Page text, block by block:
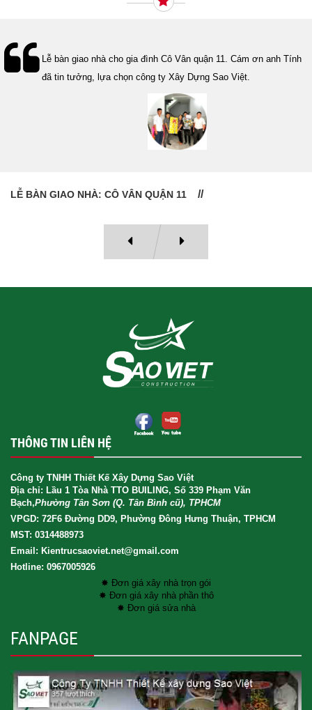
Lễ bàn giao nhà cho gia đình Cô Vân quận 11. Cám ơn anh Tính
đã tin tưởng, lựa chọn công ty Xây Dựng Sao Việt.
LỄ BÀN GIAO NHÀ: CÔ VÂN QUẬN 11
THÔNG TIN LIÊN HỆ
Công ty TNHH Thiết Kế Xây Dựng Sao Việt
Địa chỉ: Lầu 1 Tòa Nhà TTO BUILING, Số 339 Phạm Văn
Bạch,Phường Tân Sơn (Q. Tân Bình cũ), TPHCM
VPGD: 72F6 Đường DD9, Phường Đông Hưng Thuận, TPHCM
MST: 0314488973
Email: Kientrucsaoviet.net@gmail.com
Hotline: 0967005926
✸ Đơn giá xây nhà trọn gói
✸ Đơn giá xây nhà phần thô
✸ Đơn giá sửa nhà
FANPAGE